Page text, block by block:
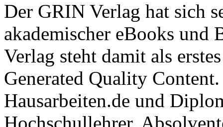
Der GRIN Verlag hat sich
akademischer eBooks und
Verlag steht damit als
Generated Quality
Hausarbeiten.de und